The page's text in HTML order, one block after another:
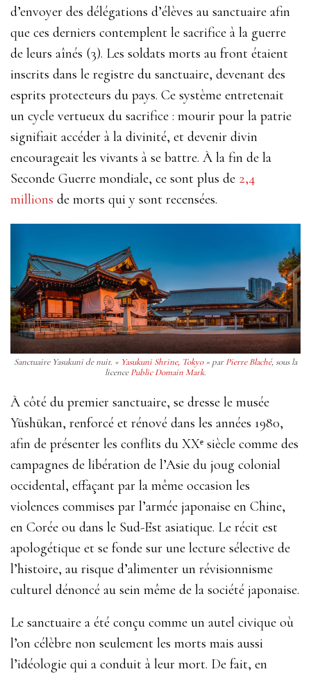
d’envoyer des délégations d’élèves au sanctuaire afin
que ces derniers contemplent le sacrifice à la guerre
de leurs aînés (3). Les soldats morts au front étaient
inscrits dans le registre du sanctuaire, devenant des
esprits protecteurs du pays. Ce système entretenait
un cycle vertueux du sacrifice : mourir pour la patrie
signifiait accéder à la divinité, et devenir divin
encourageait les vivants à se battre. À la fin de la
Seconde Guerre mondiale, ce sont plus de 2,4
millions de morts qui y sont recensées.
Sanctuaire Yasukuni de nuit. « Yasukuni Shrine, Tokyo» parPierre Blaché, sous la
licencePublic Domain Mark.
À côté du premier sanctuaire, se dresse le musée
Yūshūkan, renforcé et rénové dans les années 1980,
afin de présenter les conflits du XXᵉ siècle comme des
campagnes de libération de l’Asie du joug colonial
occidental, effaçant par la même occasion les
violences commises par l’armée japonaise en Chine,
en Corée ou dans le Sud-Est asiatique. Le récit est
apologétique et se fonde sur une lecture sélective de
l’histoire, au risque d’alimenter un révisionnisme
culturel dénoncé au sein même de la société japonaise.
Le sanctuaire a été conçu comme un autel civique où
l’on célèbre non seulement les morts mais aussi
l’idéologie qui a conduit à leur mort. De fait, en